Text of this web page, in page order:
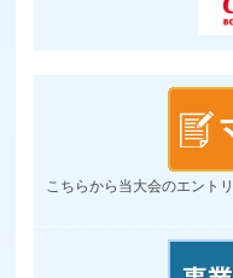
こちらから当大会のエント